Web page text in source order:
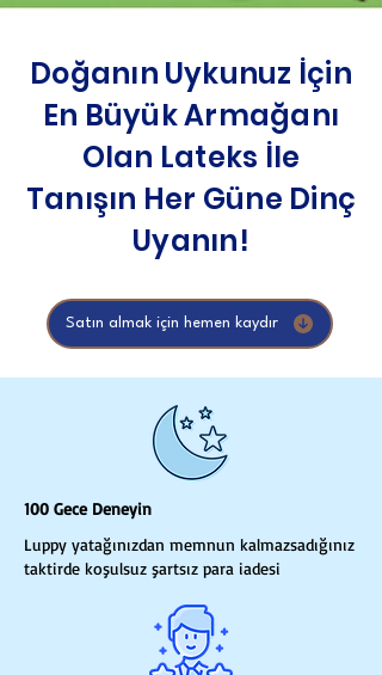
Doğanın Uykunuz İçin
En Büyük Armağanı
Olan Lateks İle
Tanışın Her Güne Dinç
Uyanın!
Satın almak için hemen kaydır
100 Gece Deneyin
Luppy yatağınızdan memnun kalmazsadığınız
taktirde koşulsuz şartsız para iadesi